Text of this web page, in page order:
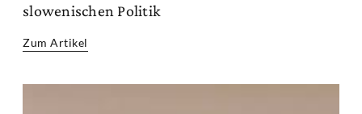
slowenischen Politik
Zum Artikel